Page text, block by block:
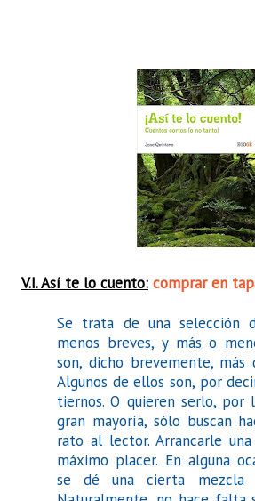
V.I. Así te lo cuento: comprar en
Se trata de una selección
menos breves, y más o
son, dicho brevemente, más
Algunos de ellos son, por
tiernos. O quieren serlo, por
gran mayoría, sólo buscan
rato al lector. Arrancarle
máximo placer. En alguna
se dé una cierta mezcla